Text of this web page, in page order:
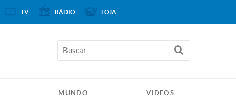
MUNDO VIDEOS
TV RÁDIO LOJA